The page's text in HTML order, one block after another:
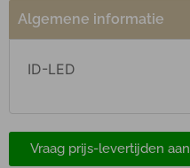
Algemene informatie
ID-LED
Vraag prijs-levertijden aan